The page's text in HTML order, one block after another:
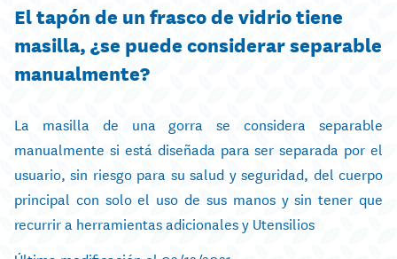
El tapón de un frasco de vidrio tiene
masilla, ¿se puede considerar separable
manualmente?
La masilla de una gorra se considera separable
manualmente si está diseñada para ser separada por el
usuario, sin riesgo para su salud y seguridad, del cuerpo
principal con solo el uso de sus manos y sin tener que
recurrir a herramientas adicionales y Utensilios